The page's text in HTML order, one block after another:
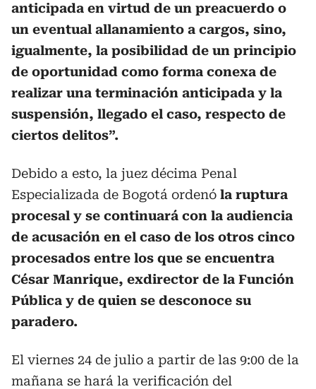
anticipada en virtud de un preacuerdo o
un eventual allanamiento a cargos, sino,
igualmente, la posibilidad de un principio
de oportunidad como forma conexa de
realizar una terminación anticipada y la
suspensión, llegado el caso, respecto de
ciertos delitos”.
Debido a esto, la juez décima Penal
Especializada de Bogotá ordenó la ruptura
procesal y se continuará con la audiencia
de acusación en el caso de los otros cinco
procesados entre los que se encuentra
César Manrique, exdirector de la Función
Pública y de quien se desconoce su
paradero.
El viernes 24 de julio a partir de las 9:00 de la
mañana se hará la verificación del